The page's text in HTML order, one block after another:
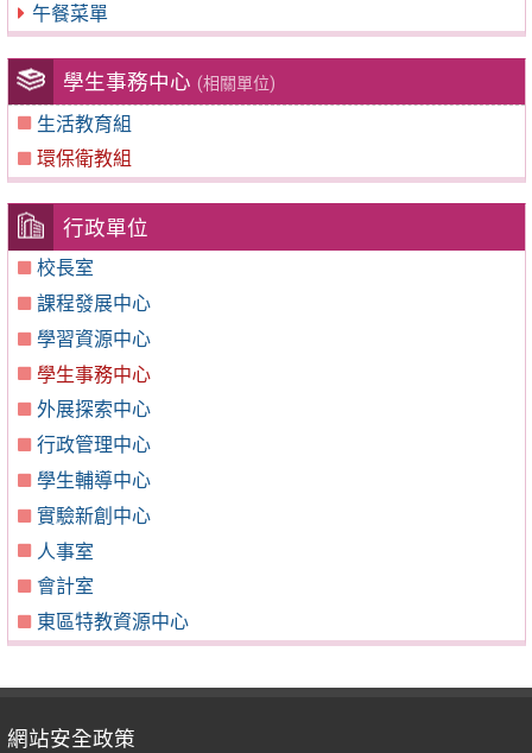
午餐菜單
學生事務中心 (相關單位)
生活教育組
環保衛教組
行政單位
校長室
課程發展中心
學習資源中心
學生事務中心
外展探索中心
行政管理中心
學生輔導中心
實驗新創中心
人事室
會計室
東區特教資源中心
網站安全政策